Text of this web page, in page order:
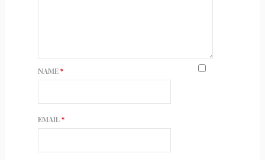
NAME*
EMAIL*